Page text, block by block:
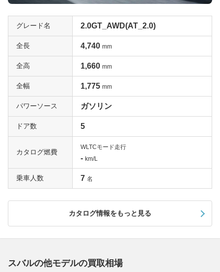
グレード名 2.0GT_AWD(AT_2.0)
全長 4,740 mm
全高 1,660 mm
全幅 1,775 mm
パワーソース ガソリン
ドア数 5
カタログ燃費
WLTCモード走行
- km/L
乗車人数 7 名
カタログ情報をもっと見る
スバルの他モデルの買取相場